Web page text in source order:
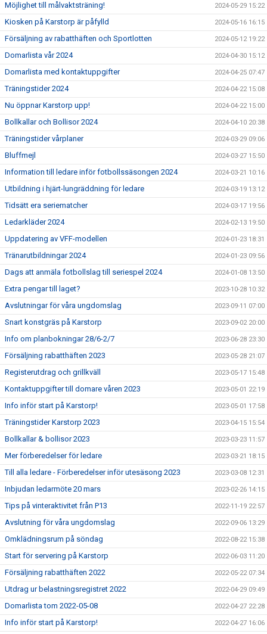
Möjlighet till målvaktsträning! 2024-05-29 15:22
Kiosken på Karstorp är påfylld 2024-05-16 16:15
Försäljning av rabatthäften och Sportlotten 2024-05-12 19:22
Domarlista vår 2024 2024-04-30 15:12
Domarlista med kontaktuppgifter 2024-04-25 07:47
Träningstider 2024 2024-04-22 15:08
Nu öppnar Karstorp upp! 2024-04-22 15:00
Bollkallar och Bollisor 2024 2024-04-10 20:38
Träningstider vårplaner 2024-03-29 09:06
Bluffmejl 2024-03-27 15:50
Information till ledare inför fotbollssäsongen 2024 2024-03-21 10:16
Utbildning i hjärt-lungräddning för ledare 2024-03-19 13:12
Tidsätt era seriematcher 2024-03-17 19:56
Ledarkläder 2024 2024-02-13 19:50
Uppdatering av VFF-modellen 2024-01-23 18:31
Tränarutbildningar 2024 2024-01-23 09:56
Dags att anmäla fotbollslag till seriespel 2024 2024-01-08 13:50
Extra pengar till laget? 2023-10-28 10:32
Avslutningar för våra ungdomslag 2023-09-11 07:00
Snart konstgräs på Karstorp 2023-09-02 20:00
Info om planbokningar 28/6-2/7 2023-06-28 23:30
Försäljning rabatthäften 2023 2023-05-28 21:07
Registerutdrag och grillkväll 2023-05-17 15:48
Kontaktuppgifter till domare våren 2023 2023-05-01 22:19
Info inför start på Karstorp! 2023-05-01 17:58
Träningstider Karstorp 2023 2023-04-15 15:54
Bollkallar & bollisor 2023 2023-03-23 11:57
Mer förberedelser för ledare 2023-03-21 18:15
Till alla ledare - Förberedelser inför utesäsong 2023 2023-03-08 12:31
Inbjudan ledarmöte 20 mars 2023-02-26 14:15
Tips på vinteraktivitet från P13 2022-11-19 22:57
Avslutning för våra ungdomslag 2022-09-06 13:29
Omklädningsrum på söndag 2022-08-22 15:38
Start för servering på Karstorp 2022-06-03 11:20
Försäljning rabatthäften 2022 2022-05-22 07:34
Utdrag ur belastningsregistret 2022 2022-04-29 09:49
Domarlista tom 2022-05-08 2022-04-27 22:28
Info inför start på Karstorp! 2022-04-27 16:06